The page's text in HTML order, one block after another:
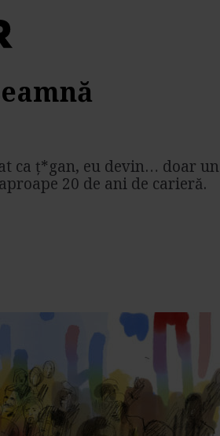
ca ț*gan, eu devin… doar un
20 de ani de carieră.